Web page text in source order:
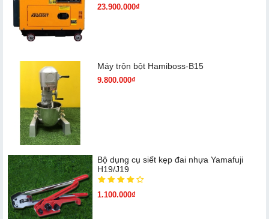
23.900.000₫
Máy trộn bột Hamiboss-B15
9.800.000₫
Bộ dụng cụ siết kẹp đai nhựa Yamafuji
H19/J19
1.100.000₫